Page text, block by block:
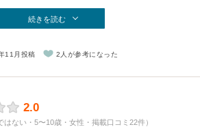
続きを読む
11月投稿 2人が参考になった
2.0
はない・5〜10歳・女性・掲載口コミ22件）